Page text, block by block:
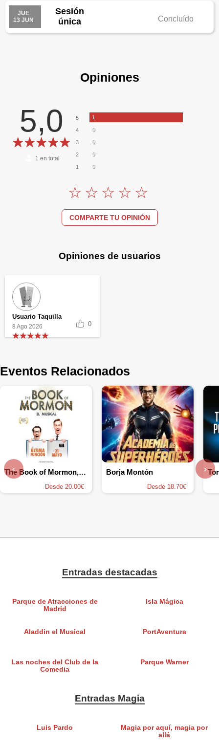
JUE
13 JUN
Sesión
única
Concluído
Opiniones
5,0
1 en total
5 1
4 0
3 0
2 0
1 0
COMPARTE TU OPINIÓN
Opiniones de usuarios
Usuario Taquilla
8 Ago 2026 0
Eventos Relacionados
The Book of Mormon, el musical
Desde 20.00€
Borja Montón
Desde 18.70€
‹ ›
Entradas destacadas
Parque de Atracciones de
Madrid
Isla Mágica
Aladdin el Musical PortAventura
Las noches del Club de la
Comedia
Parque Warner
Entradas Magia
Luis Pardo
Magia por aquí, magia por
allá